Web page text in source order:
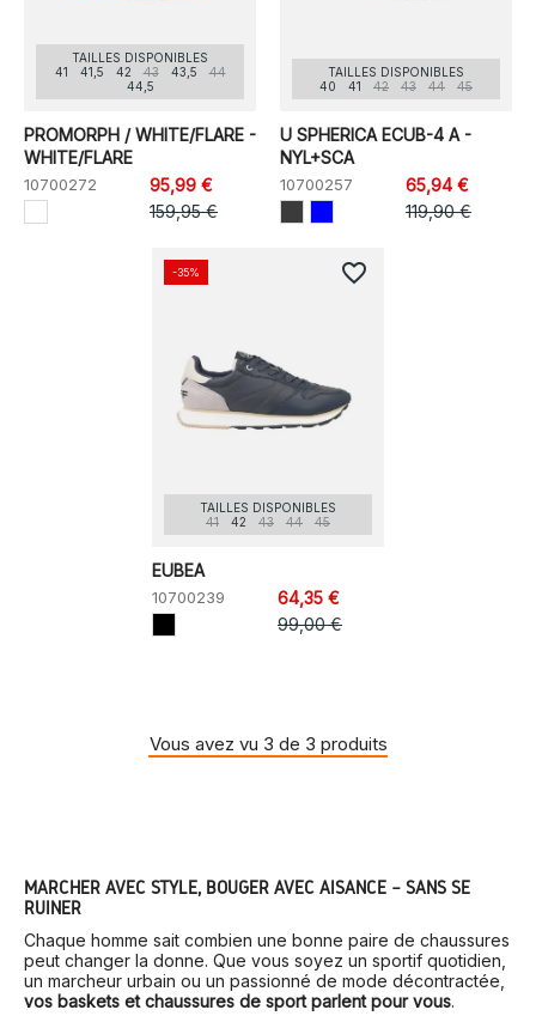
TAILLES DISPONIBLES
41
41,5 42 43 43,5
44
44,5
PROMORPH / WHITE/FLARE -
WHITE/FLARE
10700272
95,99 €
159,95 €
TAILLES DISPONIBLES
40
41 42 43 44 45
U SPHERICA ECUB-4 A -
NYL+SCA
10700257
65,94 €
119,90 €
TAILLES DISPONIBLES
41
42 43 44 45
EUBEA
10700239
64,35 €
99,00 €
-35% favorite_border
Vous avez vu 3 de 3 produits
MARCHER AVEC STYLE, BOUGER AVEC AISANCE – SANS SE
RUINER
Chaque homme sait combien une bonne paire de chaussures
peut changer la donne. Que vous soyez un sportif quotidien,
un marcheur urbain ou un passionné de mode décontractée,
vos baskets et chaussures de sport parlent pour vous.